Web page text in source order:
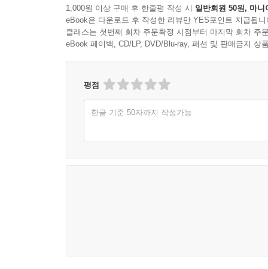
사띠
불확정성의 원리
관찰자와 관찰대상
의식의 진화
책을 마치면서
1,000원 이상 구매 후 한줄평 작성 시 일반회원 50원, 마니
eBook은 다운로드 후 작성한 리뷰만 YES포인트 지급됩니
클래스는 첫번째 회차 주문확정 시점부터 마지막 회차 주
eBook 페이백, CD/LP, DVD/Blu-ray, 패션 및 판매금지 상
평점
한글 기준 50자까지 작성가능